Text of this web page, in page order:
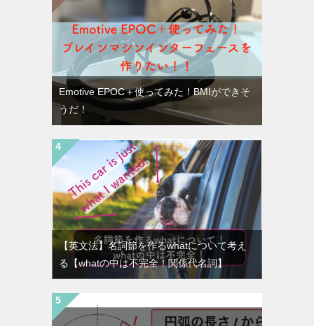
Emotive EPOC＋使ってみた！BMIができそ
うだ！
【英文法】名詞節を作るwhatについて考え
る【whatの中は不完全！関係代名詞】